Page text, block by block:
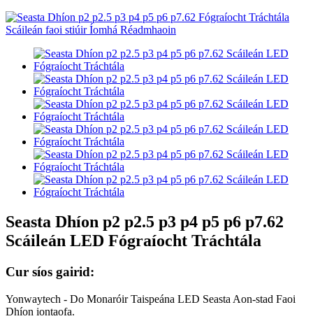
Seasta Dhíon p2 p2.5 p3 p4 p5 p6 p7.62
Scáileán LED Fógraíocht Tráchtála
Cur síos gairid:
Yonwaytech - Do Monaróir Taispeána LED Seasta Aon-stad Faoi
Dhíon iontaofa.